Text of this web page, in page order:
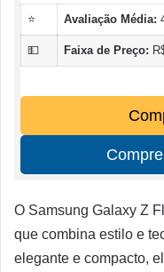
⭐ Avaliação Média:
💵 Faixa de Preço:
O Samsung Galaxy Z
que combina estilo e
elegante e compacto,